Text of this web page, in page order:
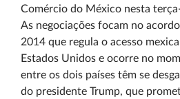
Comércio do México nesta
As negociações focam no
2014 que regula o acesso
Estados Unidos e ocorre no
entre os dois países têm se
do presidente Trump, que